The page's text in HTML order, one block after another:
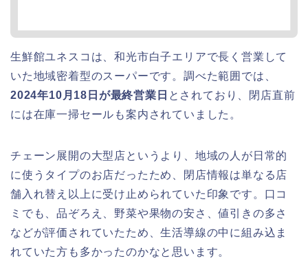
生鮮館ユネスコは、和光市白子エリアで長く営業して
いた地域密着型のスーパーです。調べた範囲では、
2024年10月18日が最終営業日 とされており、閉店直前
には在庫一掃セールも案内されていました。
チェーン展開の大型店というより、地域の人が日常的
に使うタイプのお店だったため、閉店情報は単なる店
舗入れ替え以上に受け止められていた印象です。口コ
ミでも、品ぞろえ、野菜や果物の安さ、値引きの多さ
などが評価されていたため、生活導線の中に組み込ま
れていた方も多かったのかなと思います。